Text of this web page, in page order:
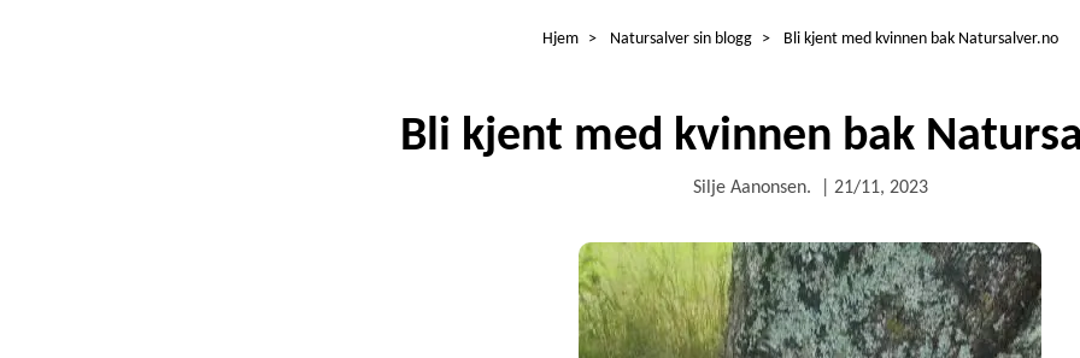
Hjem Natursalver sin blogg Bli kjent med kvinnen bak Natursalver.no
Bli kjent med kvinnen bak
Silje Aanonsen. 21/11, 2023